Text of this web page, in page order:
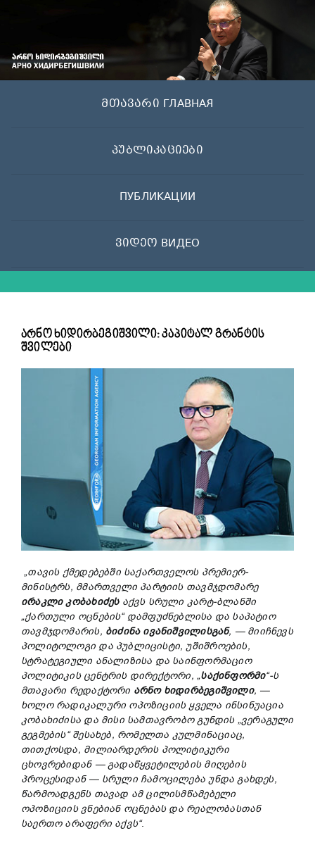
მთავარი ГЛАВНАЯ
პუბლიკაციები
ПУБЛИКАЦИИ
ვიდეო ВИДЕО
არნო ხიდირბეგიშვილი: კაპიტალ გრანტის
შვილები
„თავის ქმედებებში საქართველოს პრემიერ-
მინისტრს, მმართველი პარტიის თავმჯდომარე
ირაკლიკობახიძეს აქვს სრული კარტ-ბლანში
„ქართული ოცნების“ დამფუძნებლისა და საპატიო
თავმჯდომარის, ბიძინა ივანიშვილისგან, — მიიჩნევს
პოლიტოლოგი და პუბლიცისტი,უშიშროების,
სტრატეგიული ანალიზისა და საინფორმაციო
პოლიტიკის ცენტრის დირექტორი, „საქინფორმი“-ს
მთავარი რედაქტორი არნო ხიდირბეგიშვილი, —
ხოლო რადიკალური ოპოზიციისყველა ინსინუაცია
კობახიძისა და მისი სამთავრობოგუნდის „ვერაგული
გეგმების“შესახებ, რომელთა კულმინაციაც,
თითქოსდა, მილიარდერის პოლიტიკური
ცხოვრებიდან —გადაწყვეტილების მიღების
პროცესიდან — სრული ჩამოცილებაუნდაგახდეს,
წარმოადგენს თავად ამ ცილისმწამებელი
ოპოზიციისვნებიან ოცნებას და რეალობასთან
საერთო არაფერი აქვს“.